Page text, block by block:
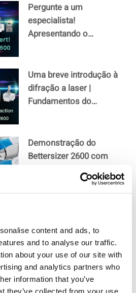
content and ads, to
and to analyse our traffic.
about your use of our site with
and analytics partners who
information that you’ve
Pergunte a um
especialista!
Apresentando o
Uma breve introdução à
difração a laser |
Fundamentos do
Demonstração do
Bettersizer 2600 com
amostra de coríndon
das partículas de
cosméticos
Como medir o tamanho